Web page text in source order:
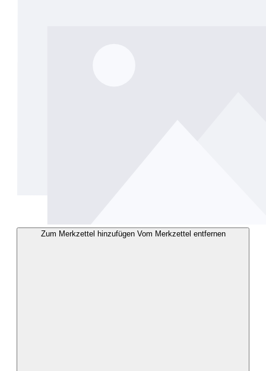
Zum Merkzettel hinzufügen Vom Merkzettel entfernen